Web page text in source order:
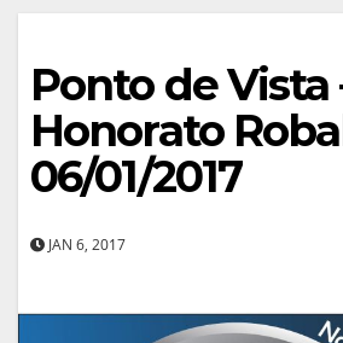
Ponto de Vista
Honorato
06/01/2017
JAN 6, 2017